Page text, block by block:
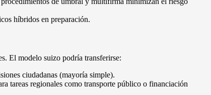
híbridos en preparación.
El modelo suizo podría transferirse:
ciudadanas (mayoría simple).
tareas regionales como transporte público o financiación